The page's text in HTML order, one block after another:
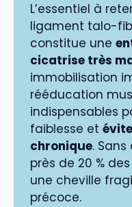
L’essentiel à
ligament talo-
constitue une
cicatrise très
immobilisation
rééducation
indispensables
faiblesse et
chronique.
près de 20 %
une cheville
précoce.